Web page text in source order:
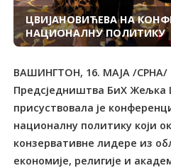
ЦВИЈАНОВИЋЕВА НА
НАЦИОНАЛНУ ПОЛИТИКУ
ВАШИНГТОН, 16. МАЈА /СРНА/
Предсједништва БиХ Жељка
присуствовала је
националну политику који
конзервативне лидере из
економије, религије и